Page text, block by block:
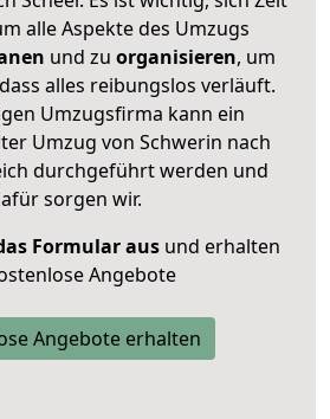
alle Aspekte des Umzugs
und zu organisieren, um
alles reibungslos verläuft.
Umzugsfirma kann ein
Umzug von Schwerin nach
durchgeführt werden und
sorgen wir.
Formular ausund erhalten
Angebote
Angebote erhalten